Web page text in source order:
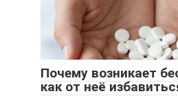
Почему возникает
как от неё